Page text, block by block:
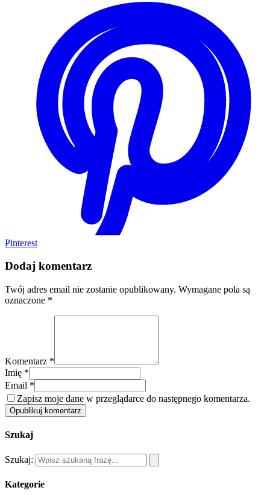
Pinterest
Dodaj komentarz
Twój adres email nie zostanie opublikowany. Wymagane pola są
oznaczone *
Komentarz *
Imię *
Email *
Zapisz moje dane w przeglądarce do następnego komentarza.
Opublikuj komentarz
Szukaj
Szukaj:
Kategorie